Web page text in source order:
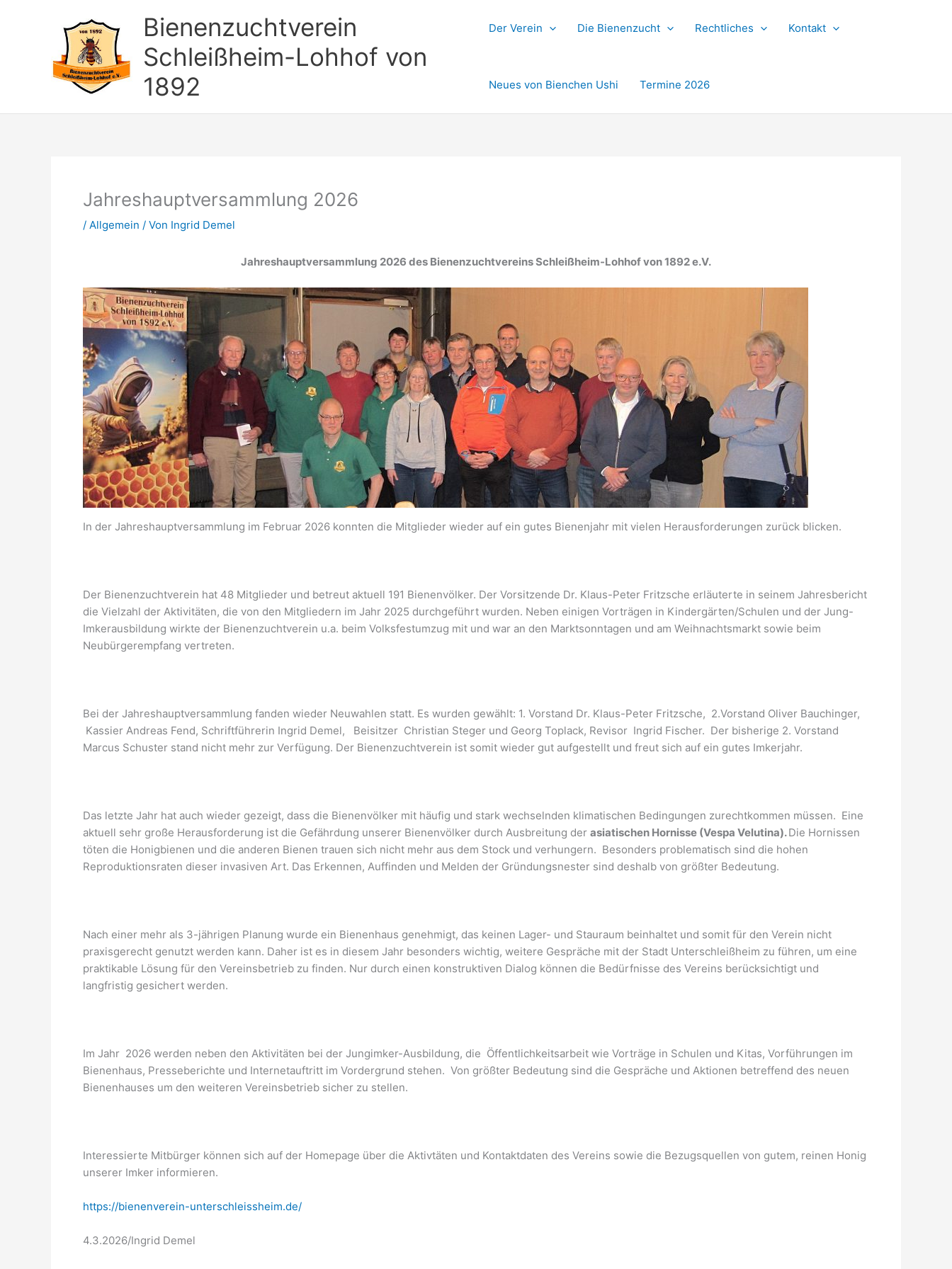
Bienenzuchtverein
Schleißheim-Lohhof von
1892
Der Verein Die Bienenzucht Rechtliches Kontakt
Neues von Bienchen Ushi Termine 2026
Jahreshauptversammlung 2026
/ Allgemein / Von Ingrid Demel
Jahreshauptversammlung 2026 des Bienenzuchtvereins Schleißheim-Lohhof von 1892 e.V.
In der Jahreshauptversammlung im Februar 2026 konnten die Mitglieder wieder auf ein gutes Bienenjahr mit vielen Herausforderungen zurück blicken.
Der Bienenzuchtverein hat 48 Mitglieder und betreut aktuell 191 Bienenvölker. Der Vorsitzende Dr. Klaus-Peter Fritzsche erläuterte in seinem Jahresbericht
die Vielzahl der Aktivitäten, die von den Mitgliedern im Jahr 2025 durchgeführt wurden. Neben einigen Vorträgen in Kindergärten/Schulen und der Jung-
Imkerausbildung wirkte der Bienenzuchtverein u.a. beim Volksfestumzug mit und war an den Marktsonntagen und am Weihnachtsmarkt sowie beim
Neubürgerempfang vertreten.
Bei der Jahreshauptversammlung fanden wieder Neuwahlen statt. Es wurden gewählt: 1. Vorstand Dr. Klaus-Peter Fritzsche, 2.Vorstand Oliver Bauchinger,
Kassier Andreas Fend, Schriftführerin Ingrid Demel, Beisitzer Christian Steger und Georg Toplack, Revisor Ingrid Fischer. Der bisherige 2. Vorstand
Marcus Schuster stand nicht mehr zur Verfügung. Der Bienenzuchtverein ist somit wieder gut aufgestellt und freut sich auf ein gutes Imkerjahr.
Das letzte Jahr hat auch wieder gezeigt, dass die Bienenvölker mit häufig und stark wechselnden klimatischen Bedingungen zurechtkommen müssen. Eine
aktuell sehr große Herausforderung ist die Gefährdung unserer Bienenvölker durch Ausbreitung der asiatischen Hornisse (Vespa Velutina).Die Hornissen
töten die Honigbienen und die anderen Bienen trauen sich nicht mehr aus dem Stock und verhungern. Besonders problematisch sind die hohen
Reproduktionsraten dieser invasiven Art. Das Erkennen, Auffinden und Melden der Gründungsnester sind deshalb von größter Bedeutung.
Nach einer mehr als 3-jährigen Planung wurde ein Bienenhaus genehmigt, das keinen Lager- und Stauraum beinhaltet und somit für den Verein nicht
praxisgerecht genutzt werden kann. Daher ist es in diesem Jahr besonders wichtig, weitere Gespräche mit der Stadt Unterschleißheim zu führen, um eine
praktikable Lösung für den Vereinsbetrieb zu finden. Nur durch einen konstruktiven Dialog können die Bedürfnisse des Vereins berücksichtigt und
langfristig gesichert werden.
Im Jahr 2026 werden neben den Aktivitäten bei der Jungimker-Ausbildung, die Öffentlichkeitsarbeit wie Vorträge in Schulen und Kitas, Vorführungen im
Bienenhaus, Presseberichte und Internetauftritt im Vordergrund stehen. Von größter Bedeutung sind die Gespräche und Aktionen betreffend des neuen
Bienenhauses um den weiteren Vereinsbetrieb sicher zu stellen.
Interessierte Mitbürger können sich auf der Homepage über die Aktivtäten und Kontaktdaten des Vereins sowie die Bezugsquellen von gutem, reinen Honig
unserer Imker informieren.
https://bienenverein-unterschleissheim.de/
4.3.2026/Ingrid Demel